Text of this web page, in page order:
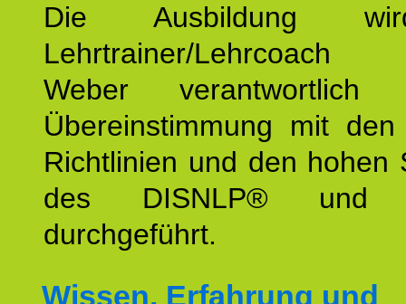
Die Ausbildung
Lehrtrainer/Lehrcoach
Weber
Übereinstimmung mit den
Richtlinien und den hohen
des DISNLP® und
durchgeführt.
Wissen, Erfahrung und